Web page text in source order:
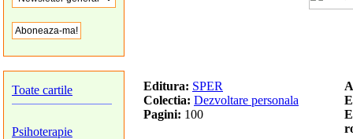
Toate cartile
Psihoterapie
Editura: SPER
Colectia: Dezvoltare personala
Pagini: 100